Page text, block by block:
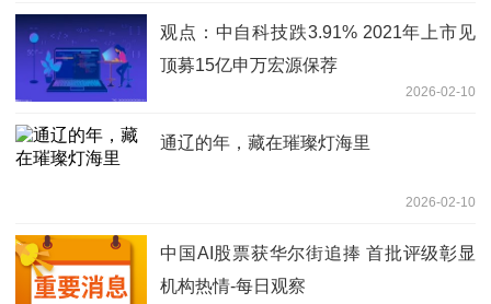
观点：中自科技跌3.91% 2021年上市见
顶募15亿申万宏源保荐
2026-02-10
通辽的年，藏在璀璨灯海里
2026-02-10
中国AI股票获华尔街追捧 首批评级彰显
机构热情-每日观察